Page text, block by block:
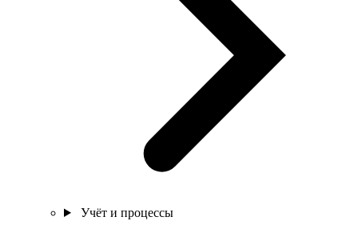
Учёт и процессы